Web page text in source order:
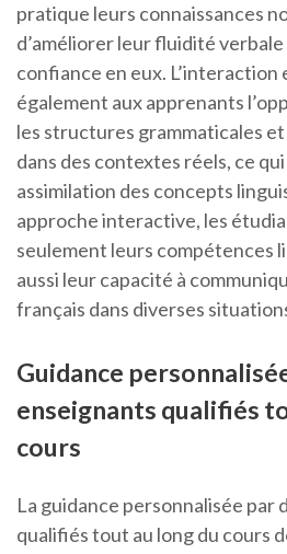
pratique leurs connaissances
d’améliorer leur fluidité
confiance en eux.
également aux apprenants
les structures grammaticales
dans des contextes réels, ce
assimilation des concepts
approche interactive, les
seulement leurs compétences
aussi leur capacité à
français dans diverses
Guidance
enseignants qualifiés
cours
La guidance personnalisée par
qualifiés tout au long du cours